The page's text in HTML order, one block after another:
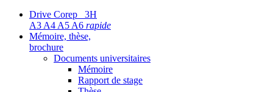
Drive Corep 3H
A3 A4 A5 A6 rapide
Mémoire, thèse,
brochure
Documents universitaires
Mémoire
Rapport de stage